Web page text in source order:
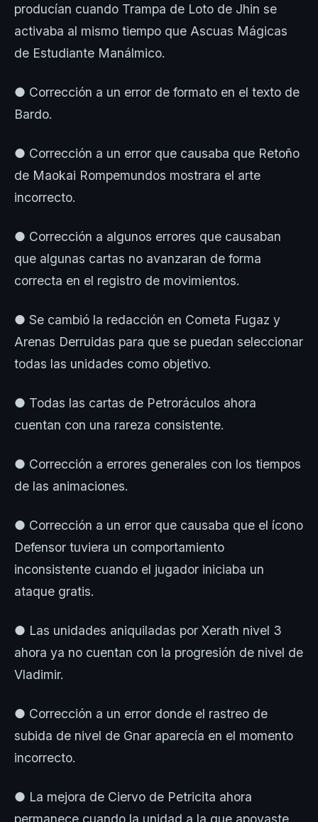
producían cuando Trampa de Loto de Jhin se
activaba al mismo tiempo que Ascuas Mágicas
de Estudiante Manálmico.
● Corrección a un error de formato en el texto de
Bardo.
● Corrección a un error que causaba que Retoño
de Maokai Rompemundos mostrara el arte
incorrecto.
● Corrección a algunos errores que causaban
que algunas cartas no avanzaran de forma
correcta en el registro de movimientos.
● Se cambió la redacción en Cometa Fugaz y
Arenas Derruidas para que se puedan seleccionar
todas las unidades como objetivo.
● Todas las cartas de Petroráculos ahora
cuentan con una rareza consistente.
● Corrección a errores generales con los tiempos
de las animaciones.
● Corrección a un error que causaba que el ícono
Defensor tuviera un comportamiento
inconsistente cuando el jugador iniciaba un
ataque gratis.
● Las unidades aniquiladas por Xerath nivel 3
ahora ya no cuentan con la progresión de nivel de
Vladimir.
● Corrección a un error donde el rastreo de
subida de nivel de Gnar aparecía en el momento
incorrecto.
● La mejora de Ciervo de Petricita ahora
permanece cuando la unidad a la que apoyaste